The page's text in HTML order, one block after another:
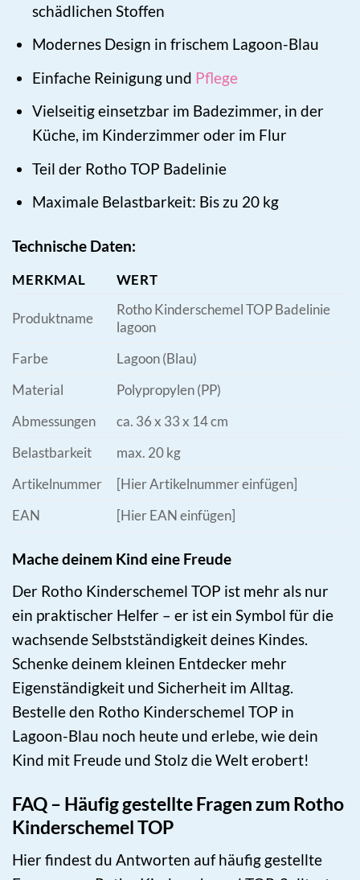
schädlichen Stoffen
Modernes Design in frischem Lagoon-Blau
Einfache Reinigung und Pflege
Vielseitig einsetzbar im Badezimmer, in der
Küche, im Kinderzimmer oder im Flur
Teil der Rotho TOP Badelinie
Maximale Belastbarkeit: Bis zu 20 kg
Technische Daten:
MERKMAL WERT
Produktname
Rotho Kinderschemel TOP Badelinie
lagoon
Farbe
Lagoon (Blau)
Material
Polypropylen (PP)
Abmessungen
ca. 36 x 33 x 14 cm
Belastbarkeit
max. 20 kg
Artikelnummer
[Hier Artikelnummer einfügen]
EAN
[Hier EAN einfügen]
Mache deinem Kind eine Freude
Der Rotho Kinderschemel TOP ist mehr als nur
ein praktischer Helfer – er ist ein Symbol für die
wachsende Selbstständigkeit deines Kindes.
Schenke deinem kleinen Entdecker mehr
Eigenständigkeit und Sicherheit im Alltag.
Bestelle den Rotho Kinderschemel TOP in
Lagoon-Blau noch heute und erlebe, wie dein
Kind mit Freude und Stolz die Welt erobert!
FAQ – Häufig gestellte Fragen zum Rotho
Kinderschemel TOP
Hier findest du Antworten auf häufig gestellte